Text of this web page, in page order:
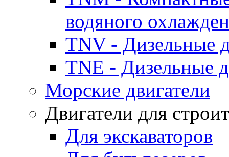
водяного
TNV - Дизельные
TNE - Дизельные
Морские двигатели
Двигатели для
Для экскаваторов